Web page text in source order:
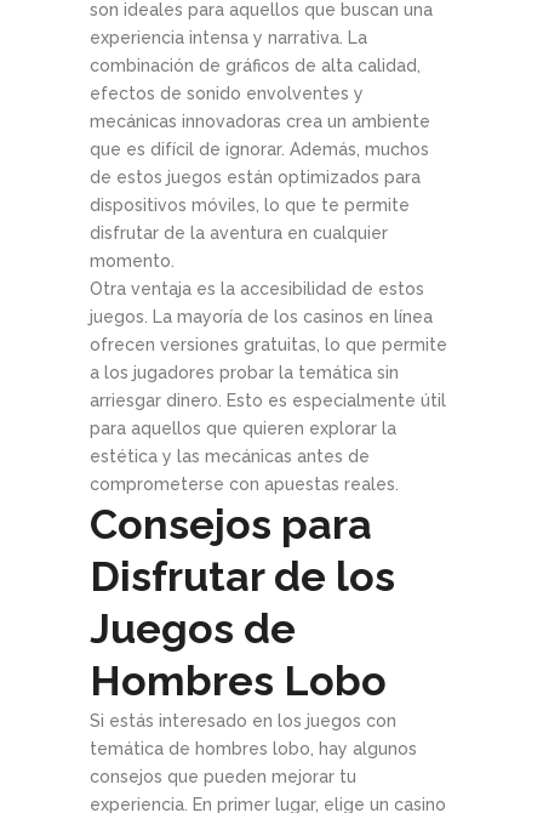
son ideales para aquellos que buscan una
experiencia intensa y narrativa. La
combinación de gráficos de alta calidad,
efectos de sonido envolventes y
mecánicas innovadoras crea un ambiente
que es difícil de ignorar. Además, muchos
de estos juegos están optimizados para
dispositivos móviles, lo que te permite
disfrutar de la aventura en cualquier
momento.
Otra ventaja es la accesibilidad de estos
juegos. La mayoría de los casinos en línea
ofrecen versiones gratuitas, lo que permite
a los jugadores probar la temática sin
arriesgar dinero. Esto es especialmente útil
para aquellos que quieren explorar la
estética y las mecánicas antes de
comprometerse con apuestas reales.
Consejos para
Disfrutar de los
Juegos de
Hombres Lobo
Si estás interesado en los juegos con
temática de hombres lobo, hay algunos
consejos que pueden mejorar tu
experiencia. En primer lugar, elige un casino